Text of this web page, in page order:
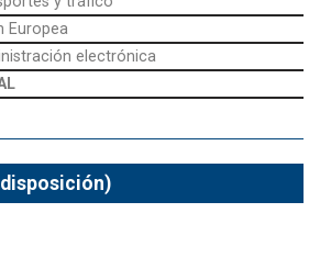
Europea
electrónica